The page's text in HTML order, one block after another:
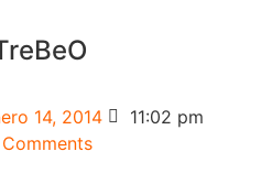
14, 2014
11:02 pm